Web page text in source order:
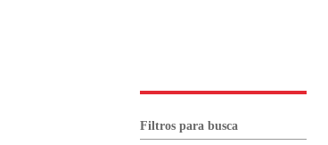
Filtros para busca